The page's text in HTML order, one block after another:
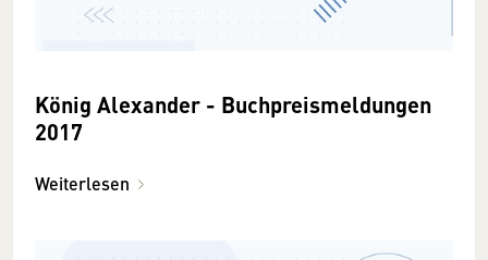
König Alexander - Buchpreismeldungen
2017
Weiterlesen